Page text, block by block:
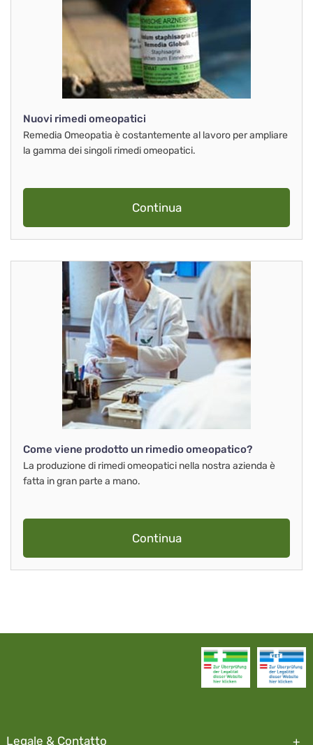
Nuovi rimedi omeopatici
Remedia Omeopatia è costantemente al lavoro per ampliare
la gamma dei singoli rimedi omeopatici.
Continua
Come viene prodotto un rimedio omeopatico?
La produzione di rimedi omeopatici nella nostra azienda è
fatta in gran parte a mano.
Continua
Legale & Contatto